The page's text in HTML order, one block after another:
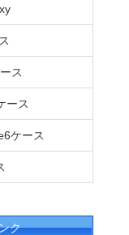
ス
ース
ケース
ク